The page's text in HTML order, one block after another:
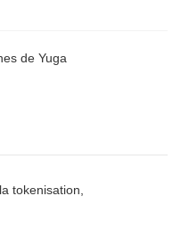
de Yuga
tokenisation,